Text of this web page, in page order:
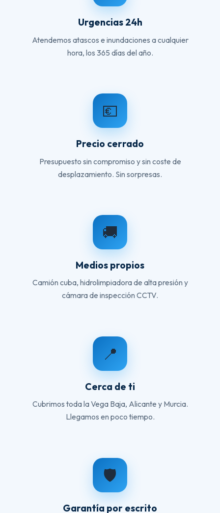
Urgencias 24h
Atendemos atascos e inundaciones a cualquier
hora, los 365 días del año.
💶
Precio cerrado
Presupuesto sin compromiso y sin coste de
desplazamiento. Sin sorpresas.
🚚
Medios propios
Camión cuba, hidrolimpiadora de alta presión y
cámara de inspección CCTV.
📍
Cerca de ti
Cubrimos toda la Vega Baja, Alicante y Murcia.
Llegamos en poco tiempo.
🛡️
Garantía por escrito